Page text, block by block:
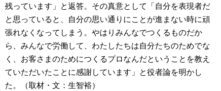
残っています」と返答。その真意として「自分を表現者だ
と思っていると、自分の思い通りにことが進まない時に頑
張れなくなってしまう。やはりみんなでつくるものだか
ら、みんなで労働して、わたしたちは自分たちのためでな
く、お客さまのためにつくるプロなんだということを教え
ていただいたことに感謝しています」と役者論を明かし
た。（取材・文：生智裕）